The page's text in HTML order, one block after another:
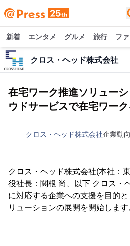
新着 エンタメ グルメ 旅行 フ
クロス・ヘッド株式会社
在宅ワーク推進ソリュー
ウドサービスで在宅ワー
クロス・ヘッド株式会社企業動向
クロス・ヘッド株式会社(本社：
役社長：関根 尚、以下 クロス・
に対応する企業への支援を目的
リューションの展開を開始します